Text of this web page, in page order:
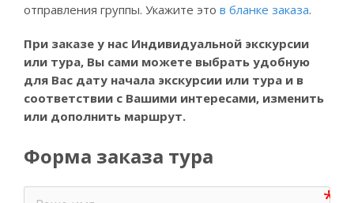
отправления группы. Укажите это в бланке заказа.
При заказе у нас Индивидуальной экскурсии
или тура, Вы сами можете выбрать удобную
для Вас дату начала экскурсии или тура и в
соответствии с Вашими интересами, изменить
или дополнить маршрут.
Форма заказа тура